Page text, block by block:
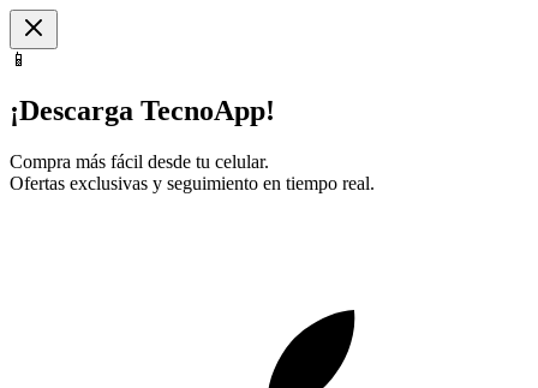
📱
¡Descarga TecnoApp!
Compra más fácil desde tu celular.
Ofertas exclusivas y seguimiento en tiempo real.